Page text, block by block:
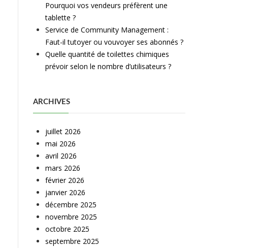
Pourquoi vos vendeurs préfèrent une
tablette ?
Service de Community Management :
Faut-il tutoyer ou vouvoyer ses abonnés ?
Quelle quantité de toilettes chimiques
prévoir selon le nombre d’utilisateurs ?
ARCHIVES
juillet 2026
mai 2026
avril 2026
mars 2026
février 2026
janvier 2026
décembre 2025
novembre 2025
octobre 2025
septembre 2025